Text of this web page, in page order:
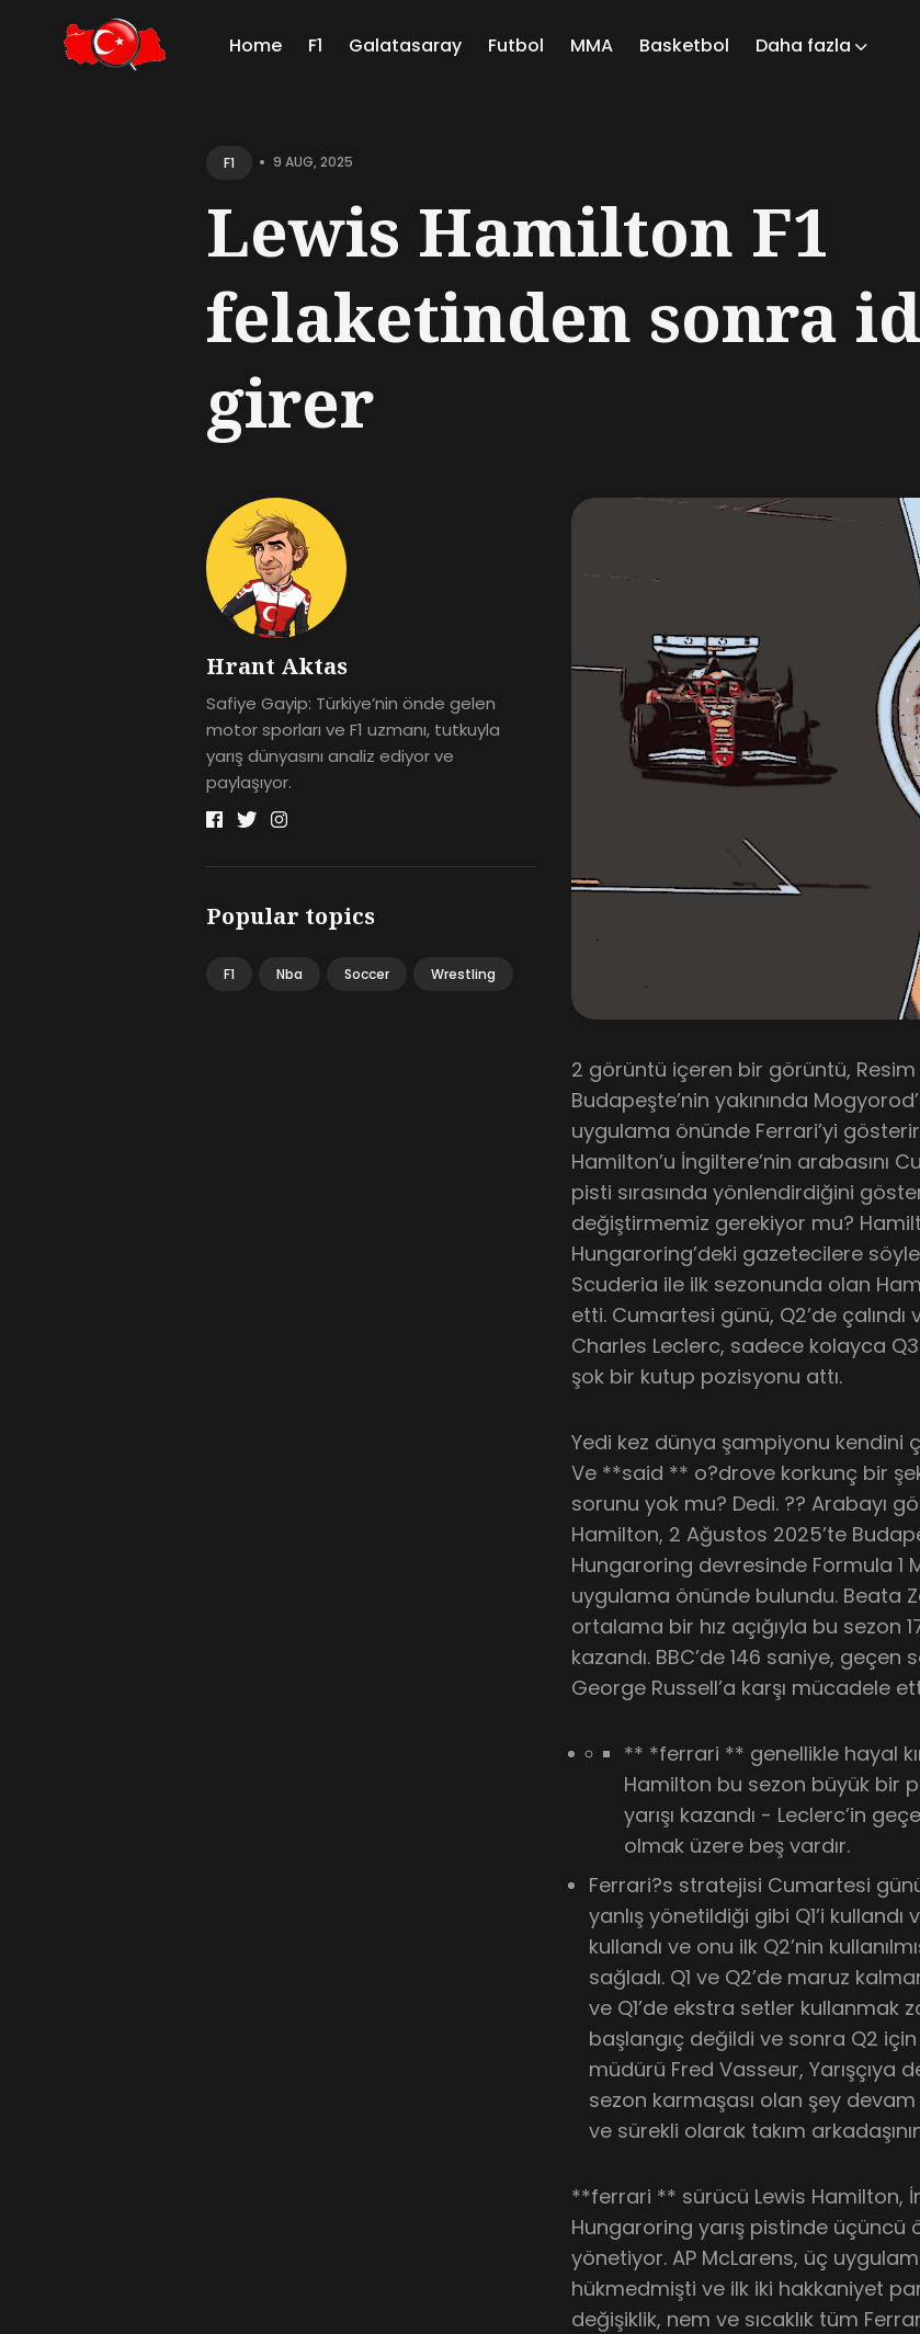
Home F1 Galatasaray Futbol MMA Basketbol Daha fazla
F1 • 9 AUG, 2025
Lewis Hamilton F1
felaketinden sonra
girer
Hrant Aktas
Safiye Gayip: Türkiye’nin önde gelen
motor sporları ve F1 uzmanı, tutkuyla
yarış dünyasını analiz ediyor ve
paylaşıyor.
Popular topics
F1 Nba Soccer Wrestling
2 görüntü içeren bir görüntü, Resim
Budapeşte’nin yakınında
uygulama önünde Ferrari’yi
Hamilton’u İngiltere’nin arabasını
pisti sırasında yönlendirdiğini
değiştirmemiz gerekiyor mu?
Hungaroring’deki gazetecilere
Scuderia ile ilk sezonunda olan
etti. Cumartesi günü, Q2’de
Charles Leclerc, sadece kolayca
şok bir kutup pozisyonu attı.
Yedi kez dünya şampiyonu kendini
Ve **said ** o?drove korkunç bir
sorunu yok mu? Dedi. ?? Arabayı
Hamilton, 2 Ağustos 2025’te
Hungaroring devresinde Formula 1
uygulama önünde bulundu. Beata
ortalama bir hız açığıyla bu sezon
kazandı. BBC’de 146 saniye,
George Russell’a karşı mücadele
** *ferrari ** genellikle hayal
Hamilton bu sezon büyük bir
yarışı kazandı - Leclerc’in
olmak üzere beş vardır.
Ferrari?s stratejisi Cumartesi
yanlış yönetildiği gibi Q1’i
kullandı ve onu ilk Q2’nin
sağladı. Q1 ve Q2’de maruz
ve Q1’de ekstra setler kullanmak
başlangıç değildi ve sonra Q2
müdürü Fred Vasseur, Yarışçıya
sezon karmaşası olan şey
ve sürekli olarak takım
**ferrari ** sürücü Lewis Hamilton,
Hungaroring yarış pistinde üçüncü
yönetiyor. AP McLarens, üç
hükmedmişti ve ilk iki hakkaniyet
değişiklik, nem ve sıcaklık tüm